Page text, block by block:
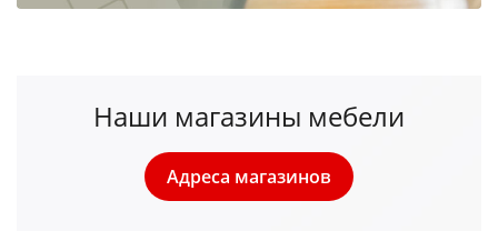
Наши магазины мебели
Адреса магазинов